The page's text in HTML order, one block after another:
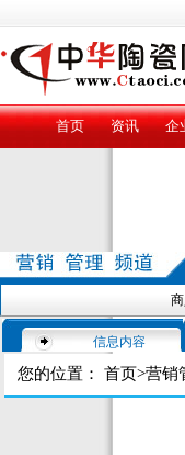
首页 资讯 企
信息内容
您的位置： 首页>营销